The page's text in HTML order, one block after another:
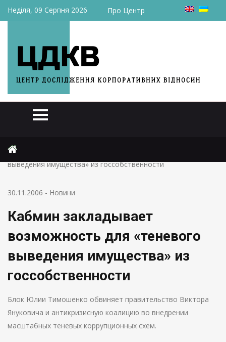
Неділя, 09 Серпня 2026 Про Центр
Кабмин закладывает возможность для «теневого
выведения имущества» из госсобственности
30.11.2006 - Новини
Кабмин закладывает
возможность для «теневого
выведения имущества» из
госсобственности
Блок Юлии Тимошенко обвиняет правительство Виктора
Януковича и антикризисную коалицию во внедрении
масштабных теневых коррупционных схем.